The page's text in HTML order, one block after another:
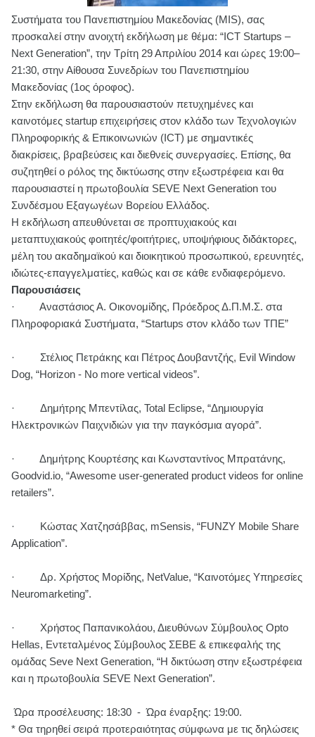
Συστήματα του Πανεπιστημίου Μακεδονίας (MIS), σας
προσκαλεί στην ανοιχτή εκδήλωση με θέμα: “ICT Startups –
Next Generation”, την Τρίτη 29 Απριλίου 2014 και ώρες 19:00–
21:30, στην Αίθουσα Συνεδρίων του Πανεπιστημίου
Μακεδονίας (1ος όροφος).
Στην εκδήλωση θα παρουσιαστούν πετυχημένες και
καινοτόμες startup επιχειρήσεις στον κλάδο των Τεχνολογιών
Πληροφορικής & Επικοινωνιών (ICT) με σημαντικές
διακρίσεις, βραβεύσεις και διεθνείς συνεργασίες. Επίσης, θα
συζητηθεί ο ρόλος της δικτύωσης στην εξωστρέφεια και θα
παρουσιαστεί η πρωτοβουλία SEVE Next Generation του
Συνδέσμου Εξαγωγέων Βορείου Ελλάδος.
Η εκδήλωση απευθύνεται σε προπτυχιακούς και
μεταπτυχιακούς φοιτητές/φοιτήτριες, υποψήφιους διδάκτορες,
μέλη του ακαδημαϊκού και διοικητικού προσωπικού, ερευνητές,
ιδιώτες-επαγγελματίες, καθώς και σε κάθε ενδιαφερόμενο.
Παρουσιάσεις
· Αναστάσιος Α. Οικονομίδης, Πρόεδρος Δ.Π.Μ.Σ. στα
Πληροφοριακά Συστήματα, “Startups στον κλάδο των ΤΠΕ”
· Στέλιος Πετράκης και Πέτρος Δουβαντζής, Evil Window
Dog, “Horizon - No more vertical videos”.
· Δημήτρης Μπεντίλας, Total Eclipse, “Δημιουργία
Ηλεκτρονικών Παιχνιδιών για την παγκόσμια αγορά”.
· Δημήτρης Κουρτέσης και Κωνσταντίνος Μπρατάνης,
Goodvid.io, “Awesome user-generated product videos for online
retailers”.
· Κώστας Χατζησάββας, mSensis, “FUNZY Mobile Share
Application”.
· Δρ. Χρήστος Μορίδης, NetValue, “Καινοτόμες Υπηρεσίες
Neuromarketing”.
· Χρήστος Παπανικολάου, Διευθύνων Σύμβουλος Opto
Hellas, Εντεταλμένος Σύμβουλος ΣΕΒΕ & επικεφαλής της
ομάδας Seve Next Generation, “Η δικτύωση στην εξωστρέφεια
και η πρωτοβουλία SEVE Next Generation”.
Ώρα προσέλευσης: 18:30 - Ώρα έναρξης: 19:00.
* Θα τηρηθεί σειρά προτεραιότητας σύμφωνα με τις δηλώσεις